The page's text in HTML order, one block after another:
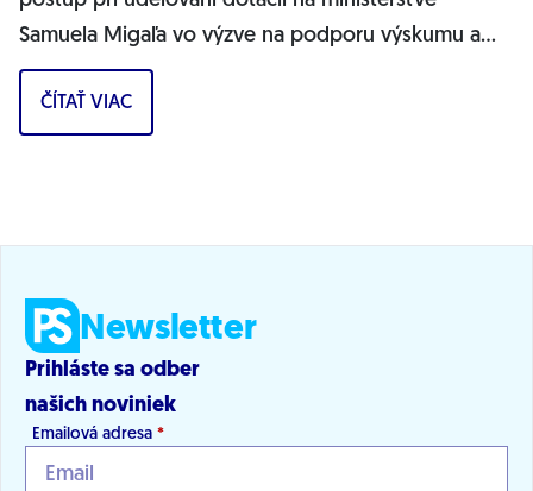
Samuela Migaľa vo výzve na podporu výskumu a
vývoja v oblasti digitálnej transformácie...
ČÍTAŤ VIAC
Newsletter
Prihláste sa odber
našich noviniek
Emailová adresa *